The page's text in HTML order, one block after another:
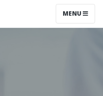
MENU